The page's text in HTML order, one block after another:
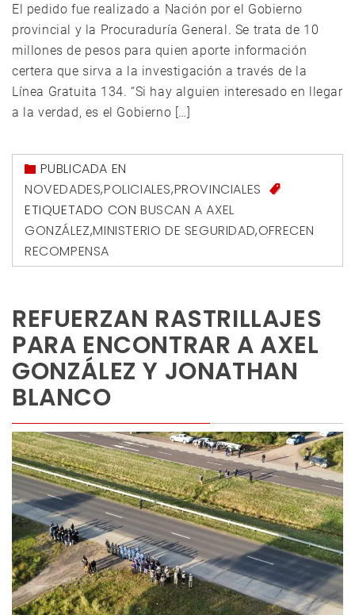
El pedido fue realizado a Nación por el Gobierno
provincial y la Procuraduría General. Se trata de 10
millones de pesos para quien aporte información
certera que sirva a la investigación a través de la
Línea Gratuita 134. “Si hay alguien interesado en llegar
a la verdad, es el Gobierno […]
PUBLICADA EN
NOVEDADES,POLICIALES,PROVINCIALES
ETIQUETADO CON BUSCAN A AXEL
GONZÁLEZ,MINISTERIO DE SEGURIDAD,OFRECEN
RECOMPENSA
REFUERZAN RASTRILLAJES
PARA ENCONTRAR A AXEL
GONZÁLEZ Y JONATHAN
BLANCO